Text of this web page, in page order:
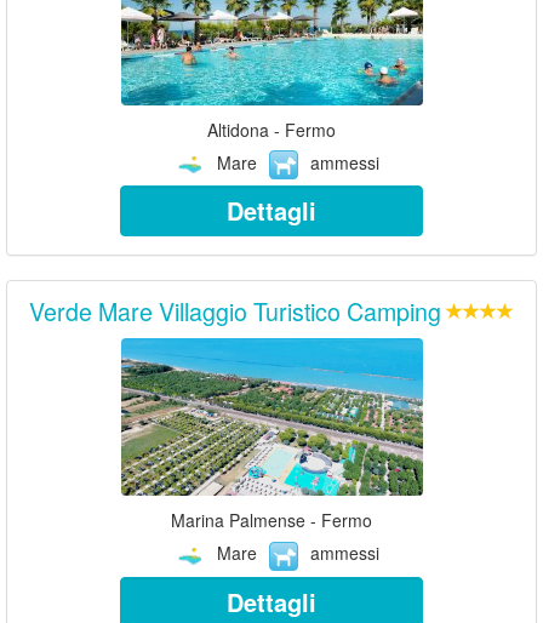
Altidona - Fermo
Mare
ammessi
Dettagli
Verde Mare Villaggio Turistico Camping
Marina Palmense - Fermo
Mare
ammessi
Dettagli